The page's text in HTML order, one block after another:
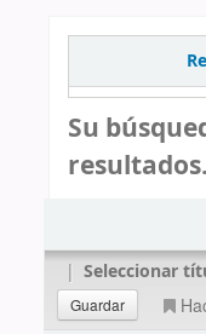
Su
resultados.
| Seleccionar